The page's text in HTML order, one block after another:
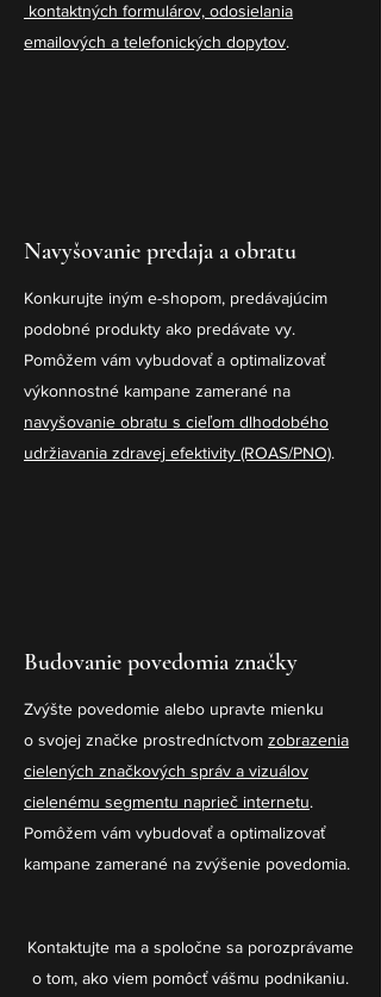
kontaktných formulárov, odosielania
emailových a telefonických dopytov.
Navyšovanie predaja a obratu
Konkurujte iným e-shopom, predávajúcim
podobné produkty ako predávate vy.
Pomôžem vám vybudovať a optimalizovať
výkonnostné kampane zamerané na
navyšovanie obratu s cieľom dlhodobého
udržiavania zdravej efektivity (ROAS/PNO).
Budovanie povedomia značky
Zvýšte povedomie alebo upravte mienku
o svojej značke prostredníctvom zobrazenia
cielených značkových správ a vizuálov
cielenému segmentu naprieč internetu.
Pomôžem vám vybudovať a optimalizovať
kampane zamerané na zvýšenie povedomia.
Kontaktujte ma a spoločne sa porozprávame
o tom, ako viem pomôcť vášmu podnikaniu.